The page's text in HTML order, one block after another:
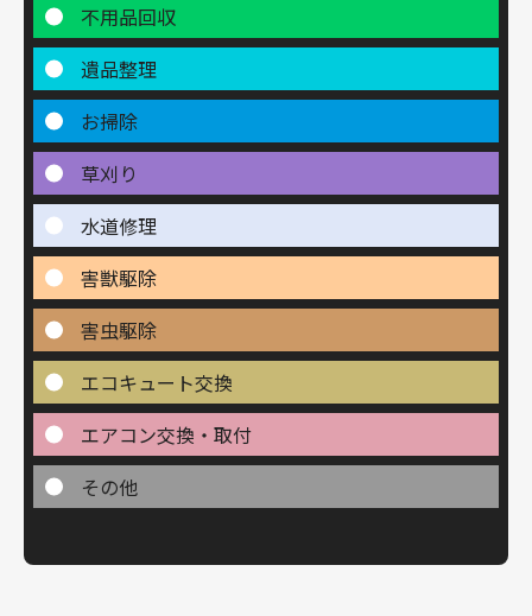
不用品回収
遺品整理
お掃除
草刈り
水道修理
害獣駆除
害虫駆除
エコキュート交換
エアコン交換・取付
その他